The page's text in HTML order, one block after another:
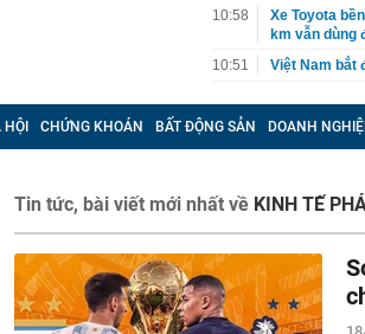
10:58
Xe Toyota
km vẫn dùng
10:51
Việt Nam bắt
chỉ trong một
10:45
Cắt giảm,
10:45
Ngày 12/8
đợi khoảnh
online cho
10:41
Kỷ lục
liệu
CHỨNG KHOÁN BẤT ĐỘNG SẢN DOANH
Tin tức, bài viết mới nhất về KINH TẾ